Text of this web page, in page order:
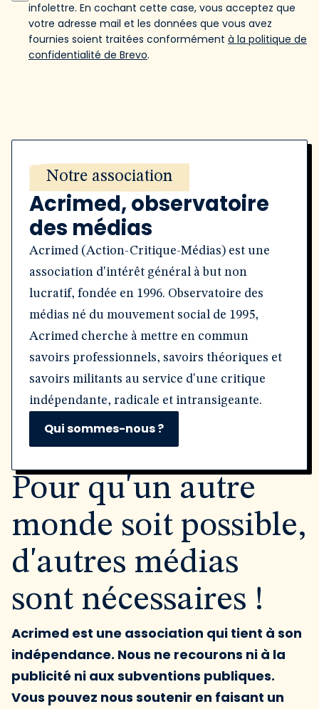
infolettre. En cochant cette case, vous acceptez que
votre adresse mail et les données que vous avez
fournies soient traitées conformément à la politique de
confidentialité de Brevo.
Notre association
Acrimed, observatoire
des médias
Acrimed (Action-Critique-Médias) est une
association d'intérêt général à but non
lucratif, fondée en 1996. Observatoire des
médias né du mouvement social de 1995,
Acrimed cherche à mettre en commun
savoirs professionnels, savoirs théoriques et
savoirs militants au service d'une critique
indépendante, radicale et intransigeante.
Qui sommes-nous ?
Pour qu'un autre
monde soit possible,
d'autres médias
sont nécessaires !
Acrimed est une association qui tient à son
indépendance. Nous ne recourons ni à la
publicité ni aux subventions publiques.
Vous pouvez nous soutenir en faisant un